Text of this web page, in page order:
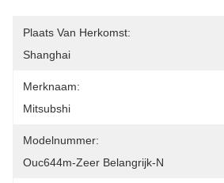
Plaats Van Herkomst:
Shanghai
Merknaam:
Mitsubshi
Modelnummer:
Ouc644m-Zeer Belangrijk-N